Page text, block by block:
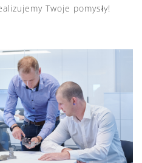
Twoje pomysły!